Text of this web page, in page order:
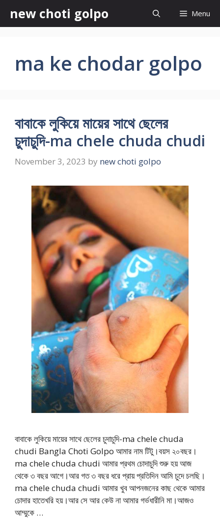
content
new choti golpo Menu
ma ke chodar golpo
বাবাকে লুকিয়ে মায়ের সাথে ছেলের
চুদাচুদি-ma chele chuda chudi
November 3, 2023 by new choti golpo
বাবাকে লুকিয়ে মায়ের সাথে ছেলের চুদাচুদি-ma chele chuda
chudi Bangla Choti Golpo আমার নাম টিটু।বয়স ২০বছর।
ma chele chuda chudi আমার প্রথম চোদাচুদি শুরু হয় আজ
থেকে ৩ বছর আগে।আর গত ৩ বছর ধরে প্রায় প্রতিদিন আমি চুদে চলছি।
ma chele chuda chudi আমার খুব আপনজনের কাছ থেকে আমার
চোদার হাতেখরি হয়।আর সে আর কেউ না আমার গর্ভধারীনি মা।আজও
আম্মুকে …